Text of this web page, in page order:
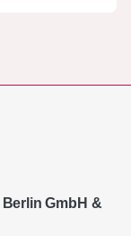
GmbH &